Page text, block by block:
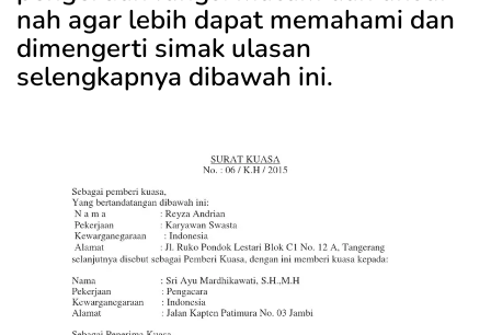
nah agar lebih dapat memahami dan
dimengerti simak ulasan
selengkapnya dibawah ini.